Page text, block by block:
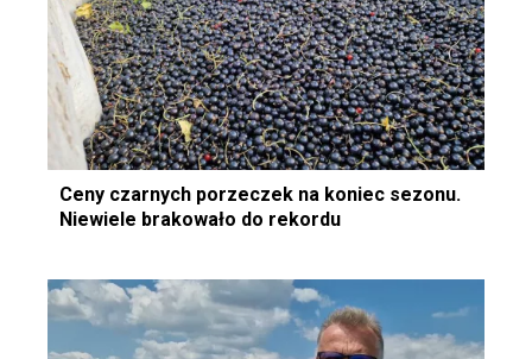
Ceny czarnych porzeczek na koniec sezonu.
Niewiele brakowało do rekordu